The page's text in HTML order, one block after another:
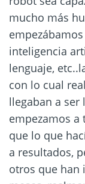
mucho más
inteligencia
lenguaje,
con lo cual
llegaban a ser
empezamos a
que lo que
a resultados,
otros que han